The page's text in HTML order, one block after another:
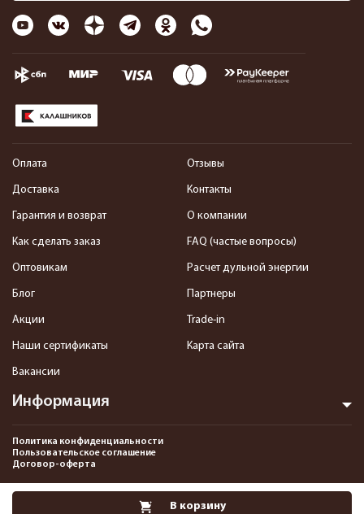
В корзину
Информация
Оплата
Доставка
Гарантия и возврат
Как сделать заказ
Оптовикам
Блог
Акции
Наши сертификаты
Вакансии
Отзывы
Контакты
О компании
FAQ (частые вопросы)
Расчет дульной энергии
Партнеры
Trade-in
Карта сайта
Политика конфиденциальности
Пользовательское соглашение
Договор-оферта
2013-2026 Интернет-магазин пневматики, страйкбола и снаряжения–
Pnevmat24.ru. Все права защищены.©